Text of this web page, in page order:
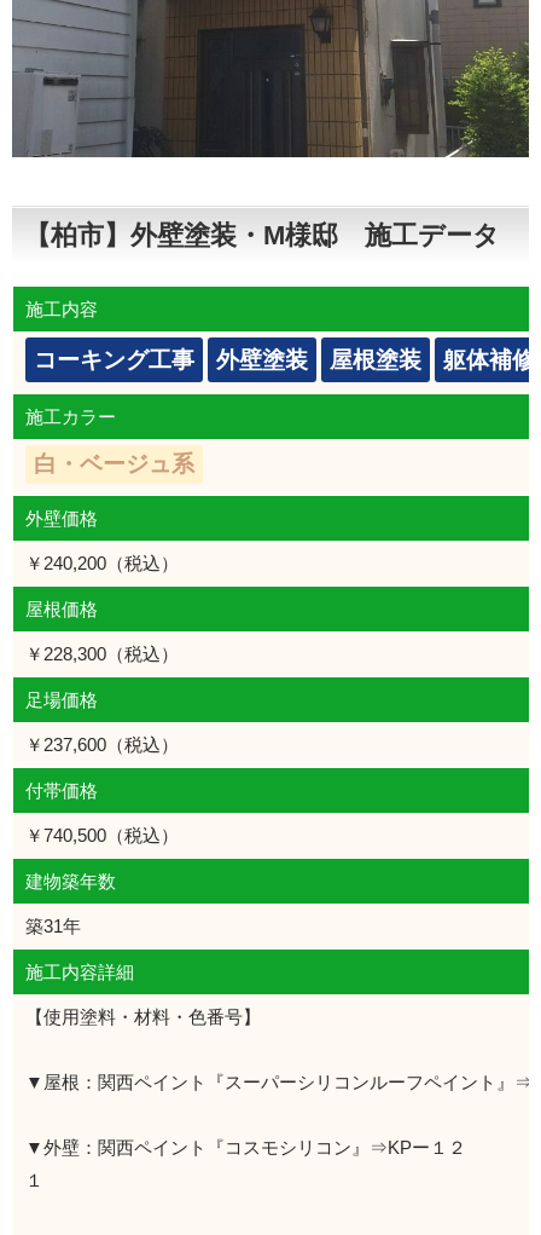
【柏市】外壁塗装・М様邸 施工データ
施工内容
コーキング工事 外壁塗装 屋根塗装 躯体補修
施工カラー
白・ベージュ系
外壁価格
￥240,200（税込）
屋根価格
￥228,300（税込）
足場価格
￥237,600（税込）
付帯価格
￥740,500（税込）
建物築年数
築31年
施工内容詳細
【使用塗料・材料・色番号】
▼屋根：関西ペイント『スーパーシリコンルーフペイント』⇒
▼外壁：関西ペイント『コスモシリコン』⇒KPー１２